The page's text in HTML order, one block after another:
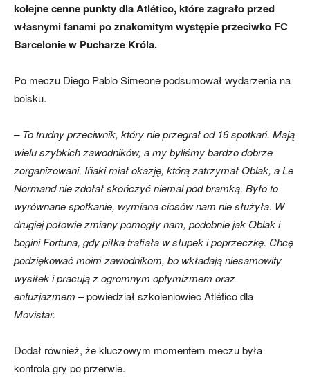
kolejne cenne punkty dla Atlético, które zagrało przed
własnymi fanami po znakomitym występie przeciwko FC
Barcelonie w Pucharze Króla.
Po meczu Diego Pablo Simeone podsumował wydarzenia na
boisku.
– To trudny przeciwnik, który nie przegrał od 16 spotkań. Mają
wielu szybkich zawodników, a my byliśmy bardzo dobrze
zorganizowani. Iñaki miał okazję, którą zatrzymał Oblak, a Le
Normand nie zdołał skończyć niemal pod bramką. Było to
wyrównane spotkanie, wymiana ciosów nam nie służyła. W
drugiej połowie zmiany pomogły nam, podobnie jak Oblak i
bogini Fortuna, gdy piłka trafiała w słupek i poprzeczkę. Chcę
podziękować moim zawodnikom, bo wkładają niesamowity
wysiłek i pracują z ogromnym optymizmem oraz
entuzjazmem –powiedział szkoleniowiec Atlético dla
Movistar.
Dodał również, że kluczowym momentem meczu była
kontrola gry po przerwie.